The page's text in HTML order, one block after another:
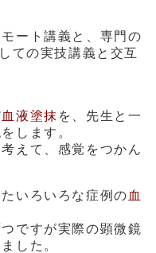
ート講義と、専門の
ての実技講義と交互
血液塗抹 を、先生と一
します。
えて、感覚をつかん
いろいろな症例の 血
ですが実際の顕微鏡
した。